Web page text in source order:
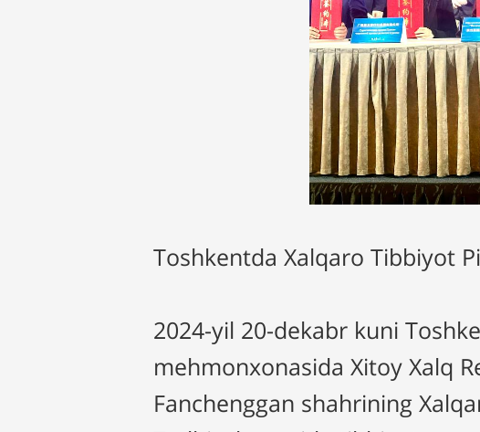
Toshkentda Xalqaro Tibbiyot
2024-yil 20-dekabr kuni
mehmonxonasida Xitoy Xalq
Fanchenggan shahrining